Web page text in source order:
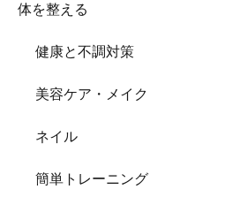
体を整える
健康と不調対策
美容ケア・メイク
ネイル
簡単トレーニング